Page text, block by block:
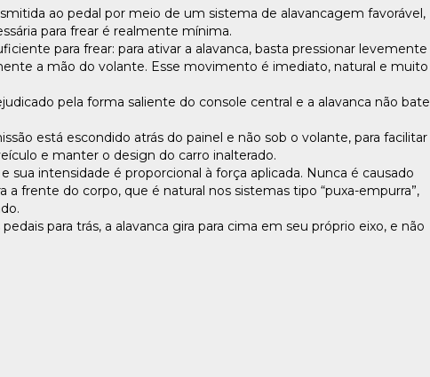
ao pedal por meio de um sistema de alavancagem favorável,
para frear é realmente mínima.
para frear: para ativar a alavanca, basta pressionar levemente
a mão do volante. Esse movimento é imediato, natural e muito
pela forma saliente do console central e a alavanca não bate
está escondido atrás do painel e não sob o volante, para facilitar
e manter o design do carro inalterado.
sua intensidade é proporcional à força aplicada. Nunca é causado
a frente do corpo, que é natural nos sistemas tipo “puxa-empurra”,
para trás, a alavanca gira para cima em seu próprio eixo, e não